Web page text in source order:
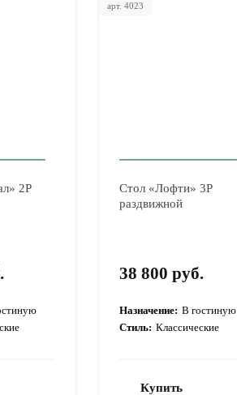
2Р
арт. 4023
Стол «Лофти» 3Р
раздвижной
38 800 руб.
Назначение: В гостиную
Стиль: Классические
Купить